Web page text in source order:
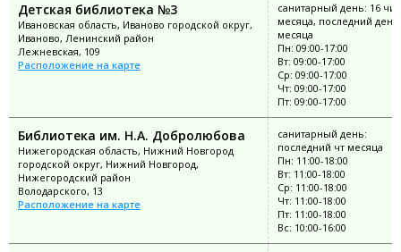
Детская библиотека №3
Ивановская область, Иваново городской округ,
Иваново, Ленинский район
Лежневская, 109
Расположение на карте
санитарный день: 16
месяца, последний день
месяца
Пн: 09:00-17:00
Вт: 09:00-17:00
Ср: 09:00-17:00
Чт: 09:00-17:00
Пт: 09:00-17:00
Библиотека им. Н.А. Добролюбова
Нижегородская область, Нижний Новгород
городской округ, Нижний Новгород,
Нижегородский район
Володарского, 13
Расположение на карте
санитарный день:
последний чт месяца
Пн: 11:00-18:00
Вт: 11:00-18:00
Ср: 11:00-18:00
Чт: 11:00-18:00
Пт: 11:00-18:00
Вс: 10:00-16:00